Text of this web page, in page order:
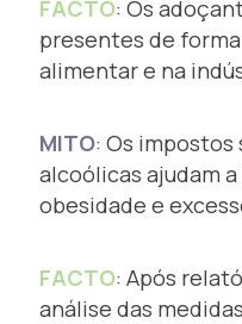
FACTO: Os
presentes de
alimentar e na
MITO: Os impostos
alcoólicas ajudam
obesidade e
FACTO: Após
análise das